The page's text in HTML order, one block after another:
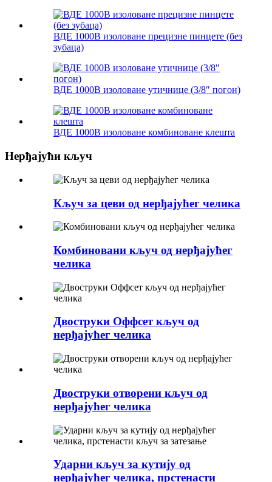
ВДЕ 1000В изоловане прецизне пинцете (без
зубаца)
ВДЕ 1000В изоловане утичнице (3/8″ погон)
ВДЕ 1000В изоловане комбиноване клешта
Нерђајући кључ
Кључ за цеви од нерђајућег челика
Комбиновани кључ од нерђајућег
челика
Двоструки Оффсет кључ од
нерђајућег челика
Двоструки отворени кључ од
нерђајућег челика
Ударни кључ за кутију од
нерђајућег челика, прстенасти